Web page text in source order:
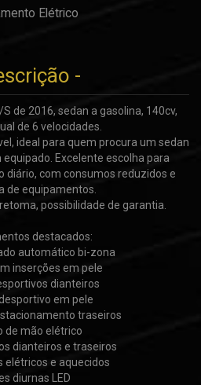
Elétrico
-
de 2016, sedan a gasolina, 140cv,
de 6 velocidades.
ideal para quem procura um sedan
Excelente escolha para
diário, com consumos reduzidos e
de equipamentos.
possibilidade de garantia.
destacados:
automático bi-zona
inserções em pele
dianteiros
em pele
traseiros
de mão elétrico
dianteiros e traseiros
elétricos e aquecidos
diurnas LED